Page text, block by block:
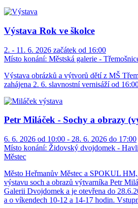
Výstava Rok ve školce
2. - 11. 6. 2026 začátek od 16:00
Místo konání: Městská galerie -
Výstava obrázků a výtvorů dětí z MŠ
zahájena 2. 6. slavnostní vernisáží od
Petr Miláček - Sochy a obrazy
6. 6. 2026 od 10:00 - 28. 6. 2026 do 17:00
Místo konání: Židovský dvojdomek -
Městec
Město Heřmanův Městec a SPOKUL HM,
výstavu soch a obrazů výtvarníka Petr
Galerii Dvojdomek a je otevřena do
a o víkendech 10-12 a 14-17 hodin.